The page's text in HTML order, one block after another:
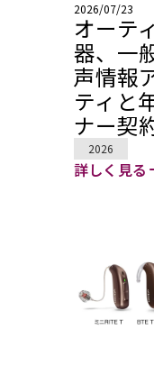
2026/07/23
オーテ
器、一
声情報
ティと
ナー契
2026
詳しく見る